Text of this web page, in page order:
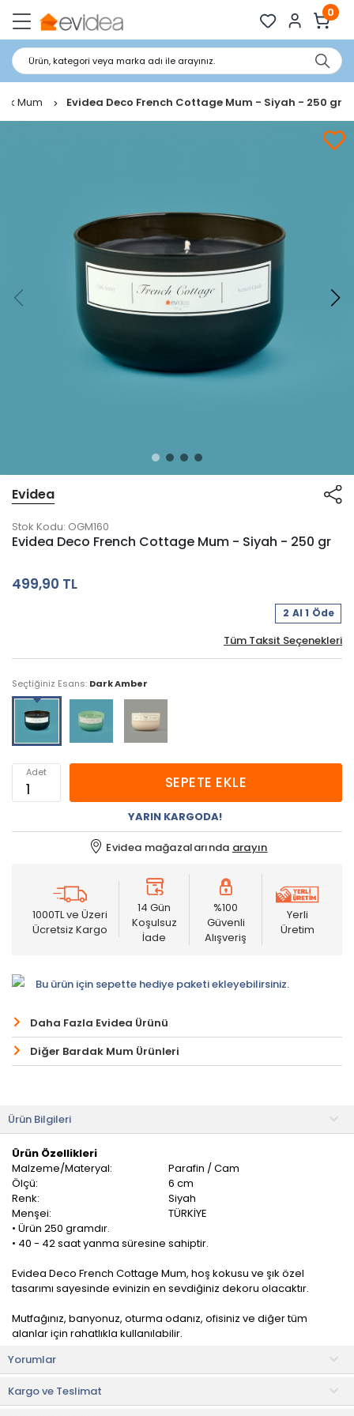
0
Ürün, kategori veya marka adı ile arayınız.
Mum Evidea Deco French Cottage Mum - Siyah - 250 gr
Evidea
Stok Kodu: OGM160
Evidea Deco French Cottage Mum - Siyah - 250 gr
499,90 TL
2 Al 1 Öde
Tüm Taksit Seçenekleri
Seçtiğiniz Esans: Dark Amber
Adet
SEPETE EKLE
YARIN KARGODA!
Evidea mağazalarında arayın
1000TL ve Üzeri
Ücretsiz Kargo
14 Gün
Koşulsuz
İade
%100
Güvenli
Alışveriş
Yerli
Üretim
Bu ürün için sepette hediye paketi ekleyebilirsiniz.
Daha Fazla Evidea Ürünü
Diğer Bardak Mum Ürünleri
Ürün Bilgileri
Ürün Özellikleri
Malzeme/Materyal:
Parafin / Cam
Ölçü:
6 cm
Renk:
Siyah
Menşei:
TÜRKİYE
• Ürün 250 gramdır.
• 40 - 42 saat yanma süresine sahiptir.
Evidea Deco French Cottage Mum, hoş kokusu ve şık özel
tasarımı sayesinde evinizin en sevdiğiniz dekoru olacaktır.
Mutfağınız, banyonuz, oturma odanız, ofisiniz ve diğer tüm
alanlar için rahatlıkla kullanılabilir.
Kullanım Önerileri
• Mumun tütmesini önlemek için fitilini her kullanımdan sonra 5
mm uzunluğunda kırpınız.
• Olası bir yangın riskini önlemek için düz ve sağlam bir zeminde
Yorumlar
Kargo ve Teslimat